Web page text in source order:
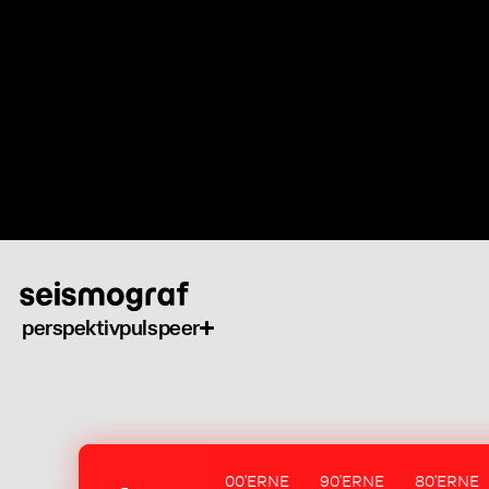
perspektivpulspeer
00'ERNE 90'ERNE 80'ERNE